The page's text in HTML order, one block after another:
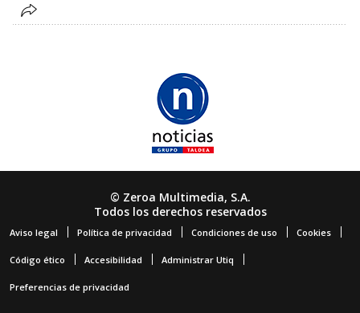
© Zeroa Multimedia, S.A.
Todos los derechos reservados
Aviso legal Política de privacidad Condiciones de uso Cookies
Código ético Accesibilidad Administrar Utiq
Preferencias de privacidad